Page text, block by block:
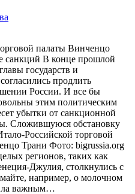
палаты Винченцо
санкций В конце прошлой
государств и
продлить
России. И все бы
этим политическим
убытки от санкционной
Сложившуюся обстановку
Российской торговой
Трани Фото: bigrussia.org
регионов, таких как
Джулия, столкнулись с
например, о молочном
важным…